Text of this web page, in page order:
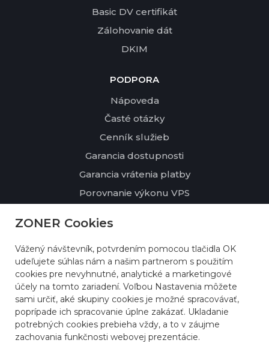
Basic DV certifikát
Zálohovanie dát
DKIM
PODPORA
Nápoveda
Časté otázky
Cenník služieb
Garancia dostupnosti
Garancia vrátenia platby
Porovnanie výkonu VPS
Kontakty
Profil spoločnosti
Udržateľnosť a životné prostredie
Referencie
Zmluvné podmienky
ZONER Cookies
Vážený návštevník, potvrdením pomocou tlačidla OK
udeľujete súhlas nám a našim partnerom s použitím
cookies pre nevyhnutné, analytické a marketingové
účely na tomto zariadení. Voľbou Nastavenia môžete
sami určiť, aké skupiny cookies je možné spracovávať,
poprípade ich spracovanie úplne zakázať. Ukladanie
potrebných cookies prebieha vždy, a to v záujme
zachovania funkčnosti webovej prezentácie.